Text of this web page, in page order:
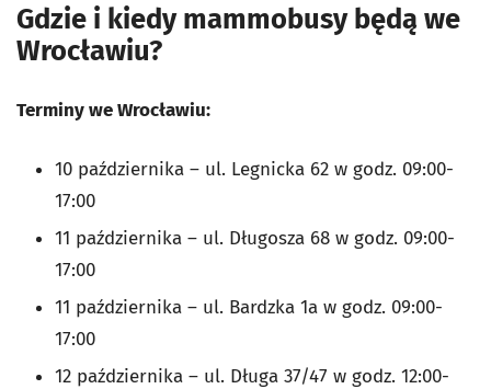
Gdzie i kiedy mammobusy będą we
Wrocławiu?
Terminy we Wrocławiu:
10 października – ul. Legnicka 62 w godz. 09:00-
17:00
11 października – ul. Długosza 68 w godz. 09:00-
17:00
11 października – ul. Bardzka 1a w godz. 09:00-
17:00
12 października – ul. Długa 37/47 w godz. 12:00-